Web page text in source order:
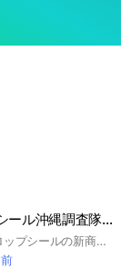
ボンボンドロップシール沖縄調査隊#シルパト
沖縄県のボンボンドロップシールの新商品、入荷情報や発見情報などをみんなで調査するオプチャ #シル活#ボンドロ